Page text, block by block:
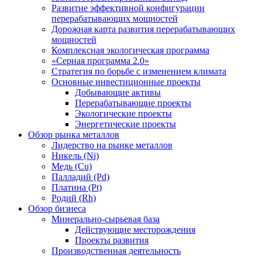
Развитие эффективной конфигурации
перерабатывающих мощностей
Дорожная карта развития перерабатывающих
мощностей
Комплексная экологическая программа
«Серная программа 2.0»
Стратегия по борьбе с изменением климата
Основные инвестиционные проекты
Добывающие активы
Перерабатывающие проекты
Экологические проекты
Энергетические проекты
Обзор рынка металлов
Лидерство на рынке металлов
Никель (Ni)
Медь (Cu)
Палладий (Pd)
Платина (Pt)
Родий (Rh)
Обзор бизнеса
Минерально-сырьевая база
Действующие месторождения
Проекты развития
Производственная деятельность